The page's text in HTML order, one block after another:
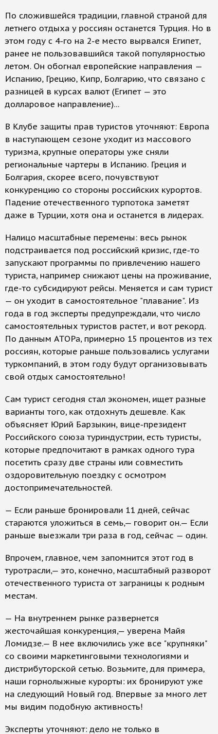
По сложившейся традиции, главной страной для
летнего отдыха у россиян останется Турция. Но в
этом году с 4-го на 2-е место вырвался Египет,
ранее не пользовавшийся такой популярностью
летом. Он обогнал европейские направления —
Испанию, Грецию, Кипр, Болгарию, что связано с
разницей в курсах валют (Египет — это
долларовое направление)...
В Клубе защиты прав туристов уточняют: Европа
в наступающем сезоне уходит из массового
туризма, крупные операторы уже сняли
региональные чартеры в Испанию. Греция и
Болгария, скорее всего, почувствуют
конкуренцию со стороны российских курортов.
Падение отечественного турпотока заметят
даже в Турции, хотя она и останется в лидерах.
Налицо масштабные перемены: весь рынок
подстраивается под российский кризис, где-то
запускают программы по привлечению нашего
туриста, например снижают цены на проживание,
где-то субсидируют рейсы. Меняется и сам турист
— он уходит в самостоятельное "плавание". Из
года в год эксперты предупреждали, что число
самостоятельных туристов растет, и вот рекорд.
По данным АТОРа, примерно 15 процентов из тех
россиян, которые раньше пользовались услугами
туркомпаний, в этом году будут организовывать
свой отдых самостоятельно!
Сам турист сегодня стал экономен, ищет разные
варианты того, как отдохнуть дешевле. Как
объясняет Юрий Барзыкин, вице-президент
Российского союза туриндустрии, есть туристы,
которые предпочитают в рамках одного тура
посетить сразу две страны или совместить
оздоровительную поездку с осмотром
достопримечательностей.
— Если раньше бронировали 11 дней, сейчас
стараются уложиться в семь,— говорит он.— Если
раньше выезжали три раза в год, сейчас — один.
Впрочем, главное, чем запомнится этот год в
туротрасли,— это, конечно, масштабный разворот
отечественного туриста от заграницы к родным
местам.
— На внутреннем рынке развернется
жесточайшая конкуренция,— уверена Майя
Ломидзе.— В нее включились уже все "крупняки"
со своими маркетинговыми технологиями и
дистрибуторской сетью. Возьмите, для примера,
наши горнолыжные курорты: их бронируют уже
на следующий Новый год. Впервые за много лет
мы видим подобную активность!
Эксперты уточняют: дело не только в